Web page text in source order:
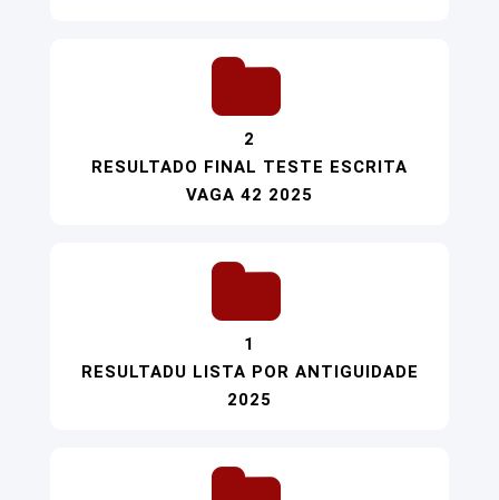
2
RESULTADO FINAL TESTE ESCRITA
VAGA 42 2025
1
RESULTADU LISTA POR ANTIGUIDADE
2025